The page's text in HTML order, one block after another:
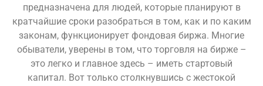
предназначена для людей, которые планируют в
кратчайшие сроки разобраться в том, как и по каким
законам, функционирует фондовая биржа. Многие
обыватели, уверены в том, что торговля на бирже –
это легко и главное здесь – иметь стартовый
капитал. Вот только столкнувшись с жестокой